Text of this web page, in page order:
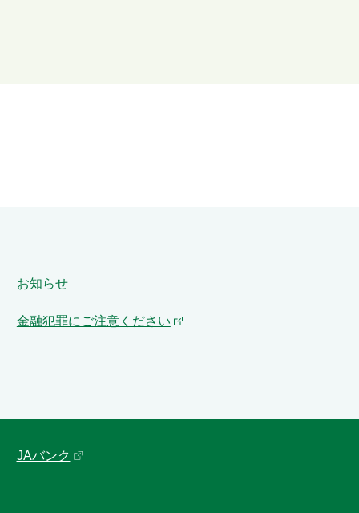
お知らせ
金融犯罪にご注意ください
JAバンク